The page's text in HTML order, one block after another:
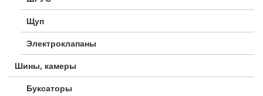
Щуп
Электроклапаны
Шины, камеры
Буксаторы